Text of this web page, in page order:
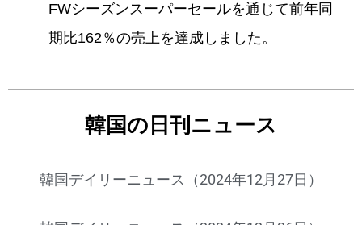
FWシーズンスーパーセールを通じて前年同
期比162％の売上を達成しました。
韓国の日刊ニュース
韓国デイリーニュース（2024年12月27日）